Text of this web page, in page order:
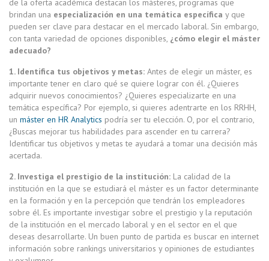
de la oferta académica destacan los másteres, programas que
brindan una especialización en una temática específica y que
pueden ser clave para destacar en el mercado laboral. Sin embargo,
con tanta variedad de opciones disponibles, ¿cómo elegir el máster
adecuado?
1. Identifica tus objetivos y metas: Antes de elegir un máster, es
importante tener en claro qué se quiere lograr con él. ¿Quieres
adquirir nuevos conocimientos? ¿Quieres especializarte en una
temática específica? Por ejemplo, si quieres adentrarte en los RRHH,
un máster en HR Analytics podría ser tu elección. O, por el contrario,
¿Buscas mejorar tus habilidades para ascender en tu carrera?
Identificar tus objetivos y metas te ayudará a tomar una decisión más
acertada.
2. Investiga el prestigio de la institución: La calidad de la
institución en la que se estudiará el máster es un factor determinante
en la formación y en la percepción que tendrán los empleadores
sobre él. Es importante investigar sobre el prestigio y la reputación
de la institución en el mercado laboral y en el sector en el que
deseas desarrollarte. Un buen punto de partida es buscar en internet
información sobre rankings universitarios y opiniones de estudiantes